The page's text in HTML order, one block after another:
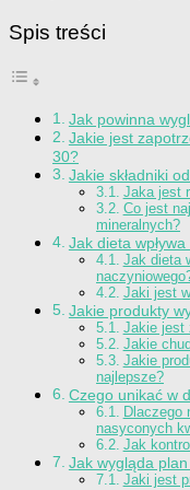
Spis treści
Jak powinna
Jakie jest
30?
Jakie składniki
Jaka jest
Co jest
mineralnych?
Jak dieta
Jak dieta
Jaki jest
Jakie produkty
Jakie jest
Jakie
Jakie
najlepsze?
Czego unikać w
Dlaczego
nasyconych
Jak
Jak wygląda
Jaki jest